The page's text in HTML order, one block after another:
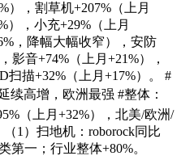
），割草机+207%（上月
），小充+29%（上月
，降幅大幅收窄），安防
影音+74%（上月+21%），
扫描+32%（上月+17%）。 #
续高增，欧洲最强 #整体：
（上月+32%），北美/欧洲/
（1）扫地机：roborock同比
第一；行业整体+80%。